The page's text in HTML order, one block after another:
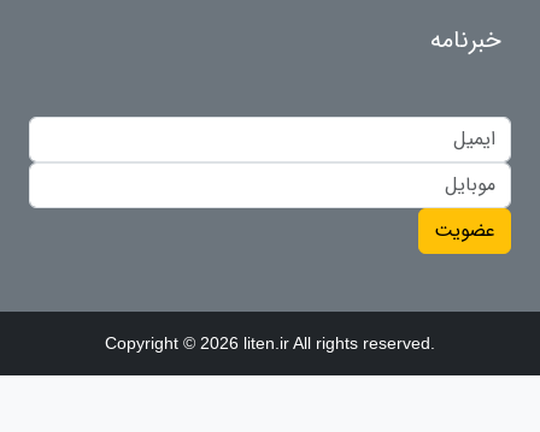
خبرنامه
عضویت
Copyright © 2026 liten.ir All rights reserved.